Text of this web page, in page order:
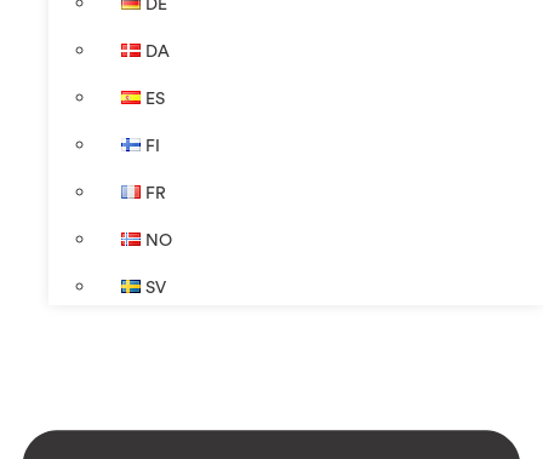
DE
DA
ES
FI
FR
NO
SV